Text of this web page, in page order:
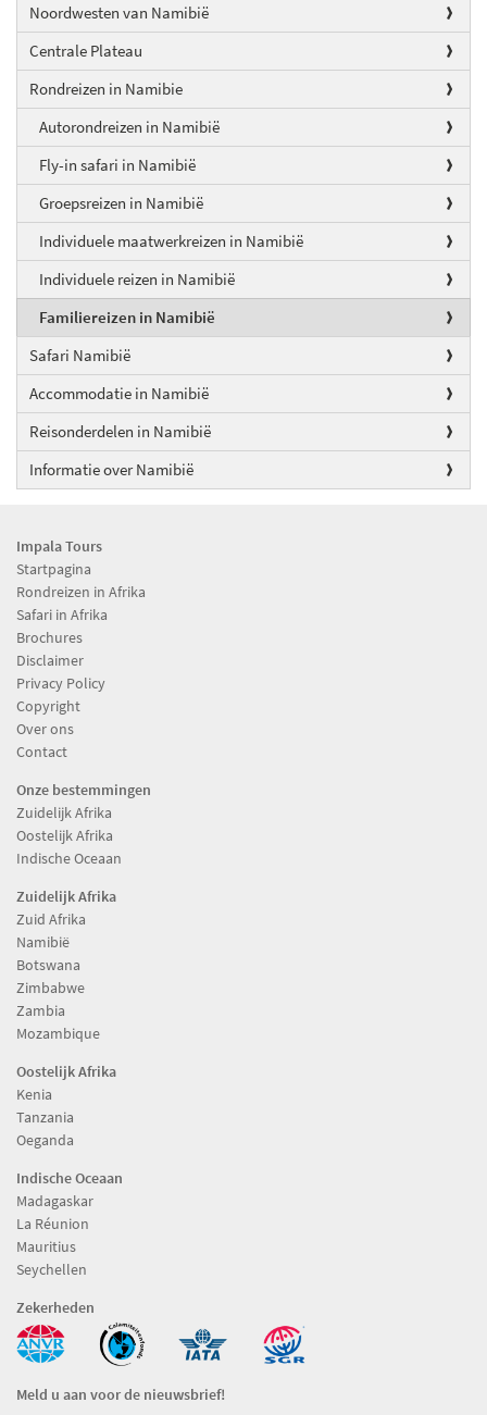
Noordwesten van Namibië
Centrale Plateau
Rondreizen in Namibie
Autorondreizen in Namibië
Fly-in safari in Namibië
Groepsreizen in Namibië
Individuele maatwerkreizen in Namibië
Individuele reizen in Namibië
Familiereizen in Namibië
Safari Namibië
Accommodatie in Namibië
Reisonderdelen in Namibië
Informatie over Namibië
Impala Tours
Startpagina
Rondreizen in Afrika
Safari in Afrika
Brochures
Disclaimer
Privacy Policy
Copyright
Over ons
Contact
Onze bestemmingen
Zuidelijk Afrika
Oostelijk Afrika
Indische Oceaan
Zuidelijk Afrika
Zuid Afrika
Namibië
Botswana
Zimbabwe
Zambia
Mozambique
Oostelijk Afrika
Kenia
Tanzania
Oeganda
Indische Oceaan
Madagaskar
La Réunion
Mauritius
Seychellen
Zekerheden
Meld u aan voor de nieuwsbrief!